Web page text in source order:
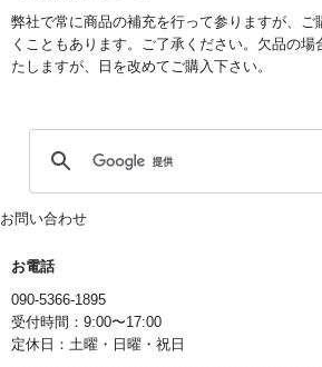
弊社で常に商品の補充を行って参りますが、ご
くこともあります。ご了承ください。欠品の
たしますが、日を改めてご購入下さい。
お問い合わせ
お電話
090-5366-1895
受付時間：9:00〜17:00
定休日：土曜・日曜・祝日